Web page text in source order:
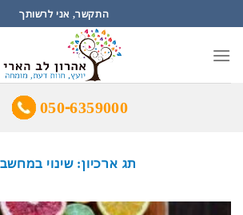
to
content
התקשר, אני לרשותך
050-6359000
תג ארכיון:שינוי